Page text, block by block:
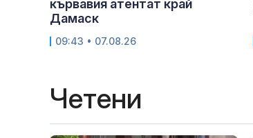
кървавия атентат край
Дамаск
09:43 • 07.08.26
Четени